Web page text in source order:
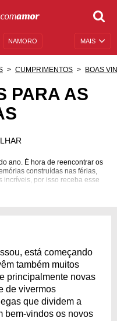
MAIS
NAMORO
ANIVERSÁRIO
CUMPRIMENTOS BOAS
PARA AS
ano. É hora de reencontrar os
construídas nas férias,
incríveis, por isso receba esse
uma linda mensagem!
está começando
também muitos
principalmente novas
de vivermos
que dividem a
bem-vindos os novos